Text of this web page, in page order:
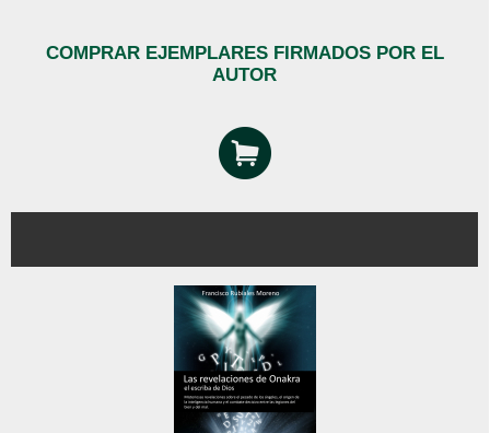
COMPRAR EJEMPLARES FIRMADOS POR EL
AUTOR